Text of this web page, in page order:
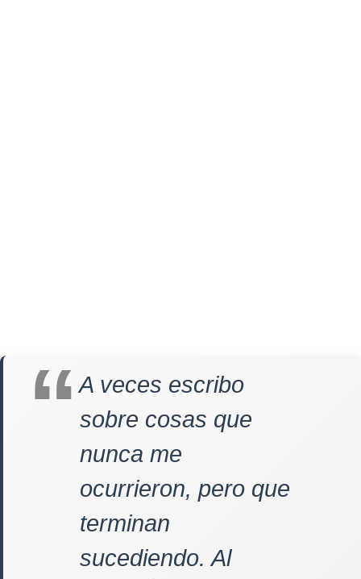
A veces escribo
sobre cosas que
nunca me
ocurrieron, pero que
terminan
sucediendo. Al